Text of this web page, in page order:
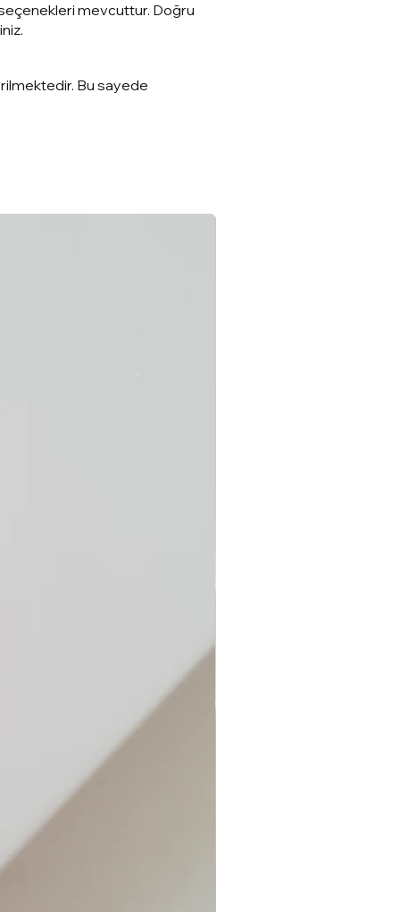
seçenekleri mevcuttur. Doğru
Bu sayede